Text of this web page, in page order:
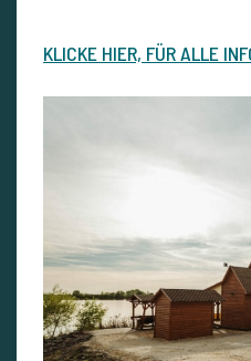
KLICKE HIER, FÜR ALLE